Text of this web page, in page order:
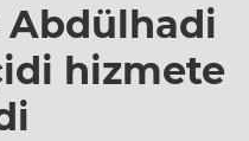
Abdülhadi
hizmete